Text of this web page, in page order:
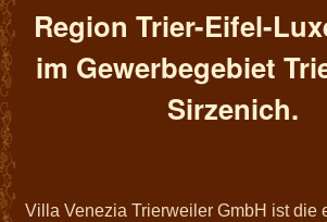
Region Trier-Eifel-
im Gewerbegebiet
Sirzenich.
Villa Venezia Trierweiler GmbH ist die